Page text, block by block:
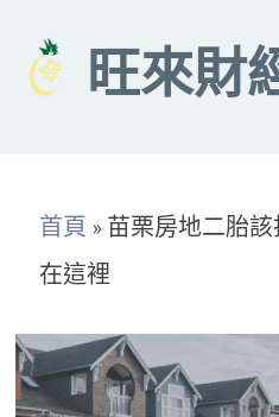
content
旺來財
首頁 » 苗栗房地二胎
在這裡